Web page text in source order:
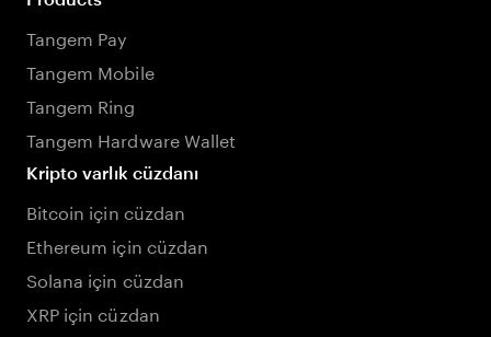
Tangem Pay
Tangem Mobile
Tangem Ring
Tangem Hardware Wallet
Kripto varlık cüzdanı
Bitcoin için cüzdan
Ethereum için cüzdan
Solana için cüzdan
XRP için cüzdan